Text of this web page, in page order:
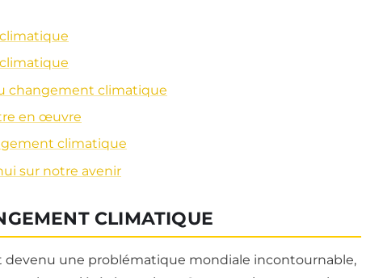
changement climatique
en œuvre
climatique
sur notre avenir
CLIMATIQUE
devenu une problématique mondiale incontournable,